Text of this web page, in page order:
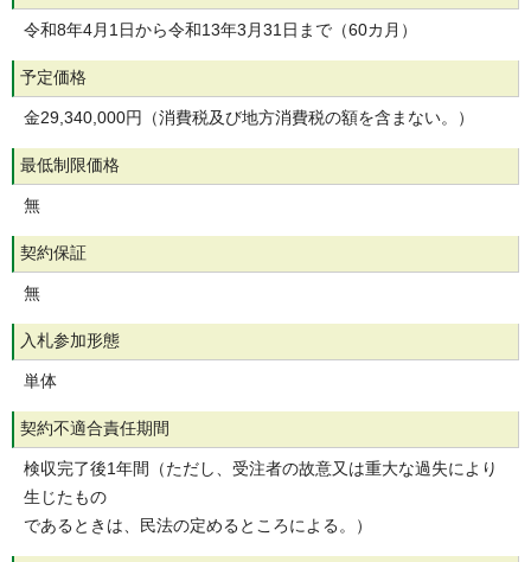
令和8年4月1日から令和13年3月31日まで（60カ月）
予定価格
金29,340,000円（消費税及び地方消費税の額を含まない。）
最低制限価格
無
契約保証
無
入札参加形態
単体
契約不適合責任期間
検収完了後1年間（ただし、受注者の故意又は重大な過失により
生じたもの
であるときは、民法の定めるところによる。）